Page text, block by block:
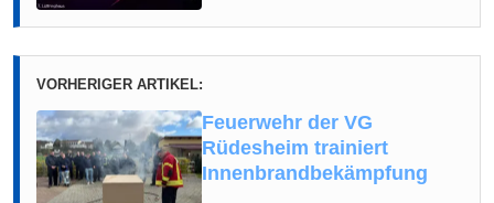
VORHERIGER ARTIKEL:
Feuerwehr der VG
Rüdesheim trainiert
Innenbrandbekämpfung